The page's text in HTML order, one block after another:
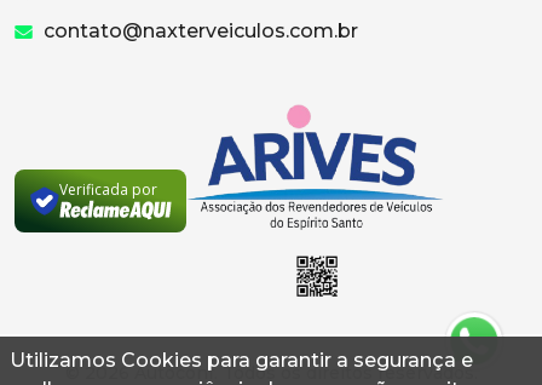
Utilizamos Cookies para garantir a segurança e
contato@naxterveiculos.com.br
Verificada por
© 2026 Autoconf. Todos os direitos reservados.